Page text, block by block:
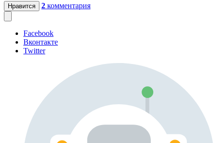
Нравится 2 комментария
Facebook
Вконтакте
Twitter